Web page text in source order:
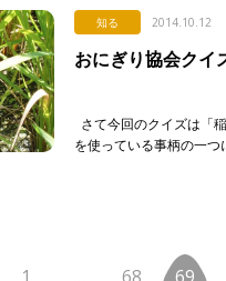
た。 講師に5つ […]
知る 2014.10.12
おにぎり協会クイ
さて今回のクイズは「
を使っている事柄の一